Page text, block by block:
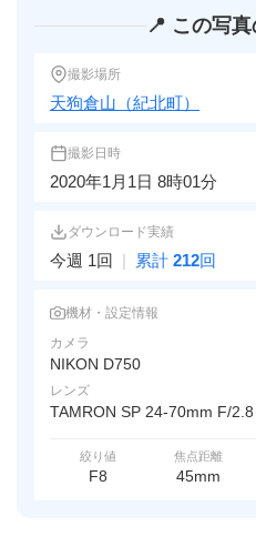
📍 この写
撮影場所
天狗倉山（紀北町）
撮影日時
2020年1月1日 8時01分
ダウンロード実績
今週 1回 | 累計 212回
機材・設定情報
カメラ
NIKON D750
レンズ
TAMRON SP 24-70mm F/
絞り値
F8
焦点距離
45mm